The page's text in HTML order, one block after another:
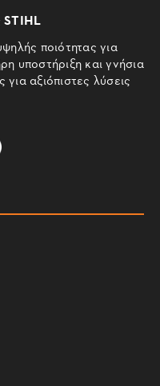
STIHL
ποιότητας για
υποστήριξη και γνήσια
αξιόπιστες λύσεις